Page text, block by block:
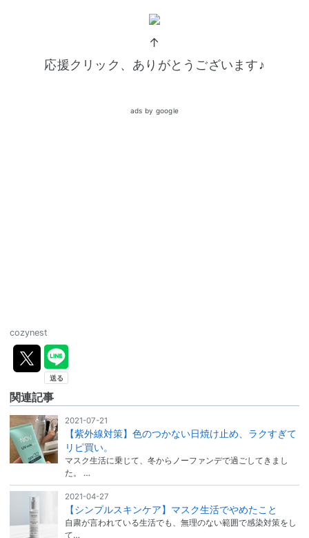
↑
応援クリック、ありがとうございます♪
ads by google
cozynest
関連記事
2021-07-21
【紫外線対策】色のつかない日焼け止め、ラクすぎて
リピ買い。
マスク生活に乗じて、冬からノーファンデで過ごしてきまし
た。 …
2021-04-27
【シンプルスキンケア】マスク生活でやめたこと
自粛が言われている生活でも、無理のない範囲で感染対策をし
て…